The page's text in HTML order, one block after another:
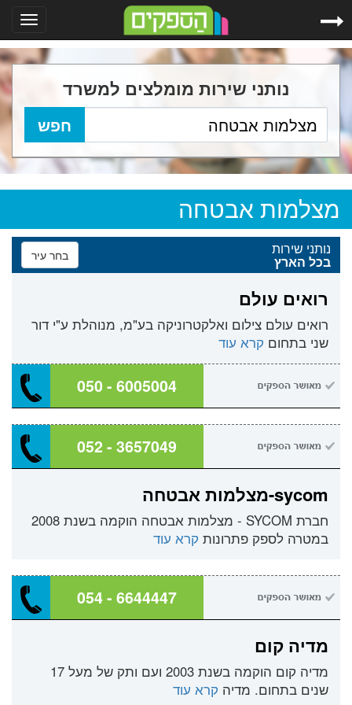
נותני שירות מומלצים למשרד
מצלמות אבטחה
נותני שירות בחר עיר בכל הארץ
רואים עולם
רואים עולם צילום ואלקטרוניקה בע"מ, מנוהלת ע"י דור
שני בתחום קרא עוד
050 - 6005004
sycom-מצלמות אבטחה
חברת SYCOM - מצלמות אבטחה הוקמה בשנת 2008
במטרה לספק פתרונות קרא עוד
052 - 3657049
מדיה קום
מדיה קום הוקמה בשנת 2003 ועם ותק של מעל 17
שנים בתחום. מדיה קרא עוד
054 - 6644447